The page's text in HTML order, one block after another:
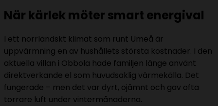
När kärlek möter smart energival
I ett norrländskt klimat som runt Umeå är
uppvärmning en av hushållets största kostnader. I den
aktuella villan i Obbola hade familjen länge använt
direktverkande el som huvudsaklig värmekälla. Det
fungerade – men det var dyrt, ojämnt och gav ofta
torrare luft under vintermånaderna.